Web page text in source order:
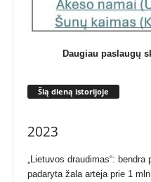
Daugiau paslaugų
Šią dieną istorijoje
2023
„Lietuvos draudimas“:
padaryta žala artėja prie 1